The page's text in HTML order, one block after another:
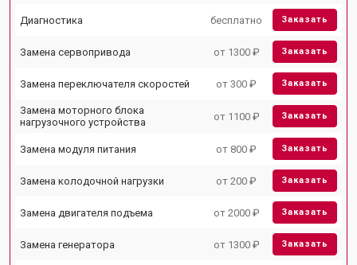
Диагностика бесплатно Заказать
Замена сервопривода от 1300 ₽ Заказать
Замена переключателя скоростей от 300 ₽ Заказать
Замена моторного блока
нагрузочного устройства
от 1100 ₽ Заказать
Замена модуля питания от 800 ₽ Заказать
Замена колодочной нагрузки от 200 ₽ Заказать
Замена двигателя подъема от 2000 ₽ Заказать
Замена генератора от 1300 ₽ Заказать